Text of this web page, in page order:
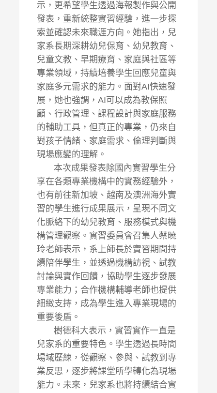
示，更希望學生透過海報製作與公開
發表，重新統整實習經驗，進一步探
索並確認未來職涯方向。她指出，兒
家系長期深耕幼兒保育、幼兒教育、
兒童文教、早期療育、家庭與社區等
專業領域，持續培養學生回應兒童與
家庭多元需求的能力。面對AI快速發
展，她也強調，AI可以成為教保照
顧、行政管理、課程設計與家庭服務
的輔助工具，但真正的專業，仍來自
對孩子情緒、家庭需求、倫理判斷與
現場應變的理解。
本次成果發表除國內實習學生分
享在各類專業機構中的實務經驗外，
也有前往新加坡、越南及澳洲海外實
習的學生進行成果展示，呈現不同文
化脈絡下的幼兒教育、服務模式與機
構管理觀察。實習委員會召集人蔡曉
玲老師表示，系上師長於實習期間持
續陪伴學生，並透過機構訪視、試教
討論與實作回饋，協助學生逐步發展
專業能力；合作機構輔導老師也提供
細緻支持，成為學生進入專業現場的
重要後盾。
樹德科大表示，實習實作一直是
兒家系的重要特色。學生透過長時間
場域歷練，從觀察、參與、試教到專
業反思，逐步將課堂所學轉化為現場
能力。未來，兒家系也將持續結合實